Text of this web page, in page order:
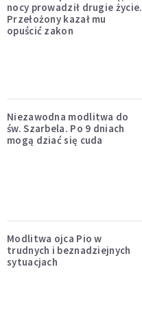
nocy prowadził drugie życie.
Przełożony kazał mu
opuścić zakon
Niezawodna modlitwa do
św. Szarbela. Po 9 dniach
mogą dziać się cuda
Modlitwa ojca Pio w
trudnych i beznadziejnych
sytuacjach